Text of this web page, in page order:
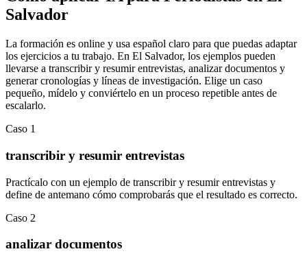
Salvador
La formación es online y usa español claro para que puedas adaptar
los ejercicios a tu trabajo. En El Salvador, los ejemplos pueden
llevarse a transcribir y resumir entrevistas, analizar documentos y
generar cronologías y líneas de investigación. Elige un caso
pequeño, mídelo y conviértelo en un proceso repetible antes de
escalarlo.
Caso 1
transcribir y resumir entrevistas
Practícalo con un ejemplo de transcribir y resumir entrevistas y
define de antemano cómo comprobarás que el resultado es correcto.
Caso 2
analizar documentos